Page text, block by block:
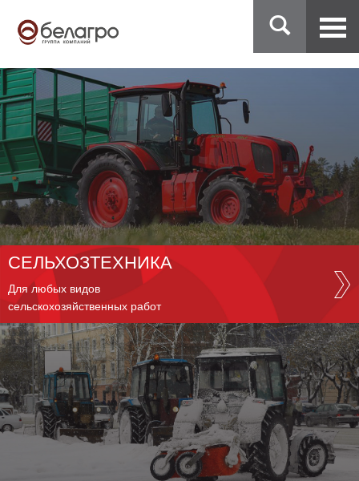
СЕЛЬХОЗТЕХНИКА
Для любых видов
сельскохозяйственных работ